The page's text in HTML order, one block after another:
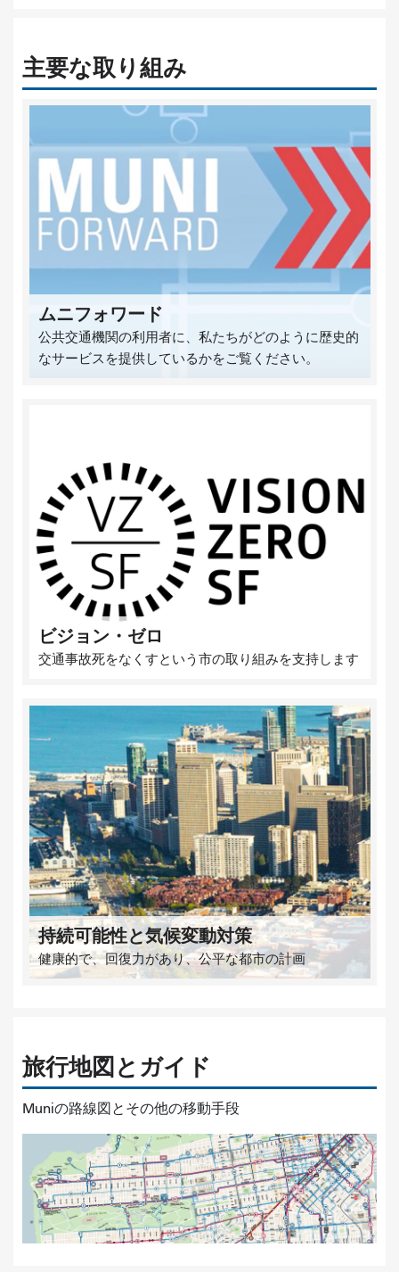
主要な取り組み
ムニフォワード
公共交通機関の利用者に、私たちがどのように歴史的
なサービスを提供しているかをご覧ください。
ビジョン・ゼロ
交通事故死をなくすという市の取り組みを支持します
持続可能性と気候変動対策
健康的で、回復力があり、公平な都市の計画
旅行地図とガイド
Muniの路線図とその他の移動手段